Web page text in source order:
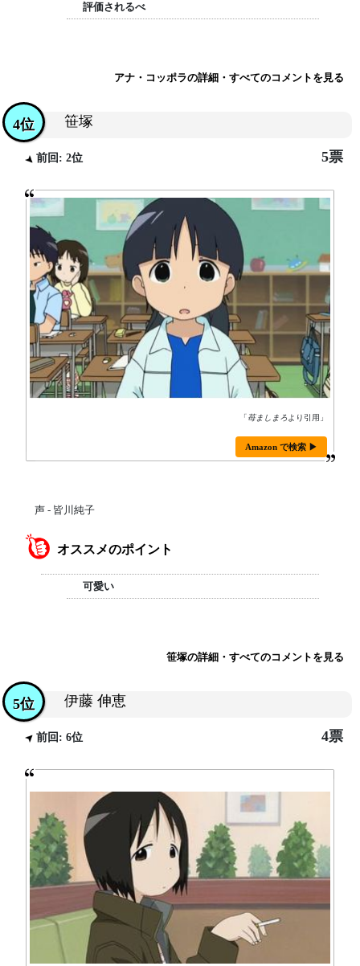
評価されるべ
アナ・コッポラの詳細・すべてのコメントを見る
笹塚
4位
前回: 2位 5票
「苺ましまろ より引用」
Amazon で検索 ▶
声 - 皆川純子
オススメのポイント
可愛い
笹塚の詳細・すべてのコメントを見る
伊藤 伸恵
5位
前回: 6位 4票